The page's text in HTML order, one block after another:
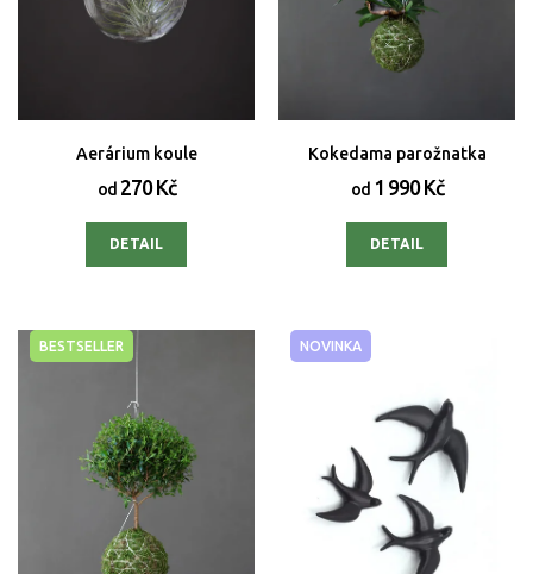
Aerárium koule
od270 Kč
DETAIL
Kokedama parožnatka
od1 990 Kč
DETAIL
BESTSELLER NOVINKA